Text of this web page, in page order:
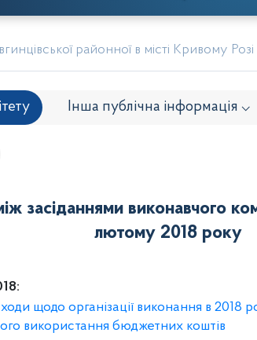
районної в місті Кривому
Інша публічна інформація ⌵
засіданнями виконавчого
лютому 2018 року
щодо організації виконання в 2018
використання бюджетних коштів